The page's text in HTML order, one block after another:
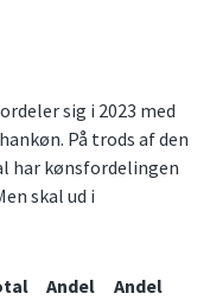
sig i 2023 med
På trods af den
har kønsfordelingen
skal ud i
Andel
Andel